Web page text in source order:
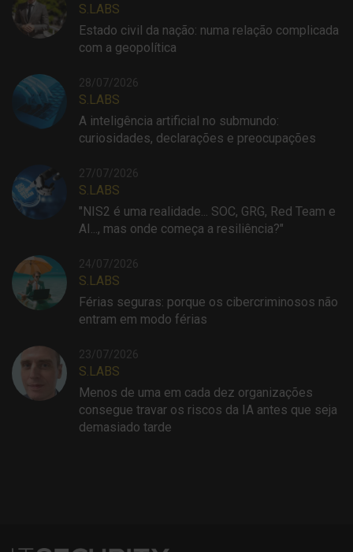
S.LABS
Estado civil da nação: numa relação complicada
com a geopolítica
28/07/2026
S.LABS
A inteligência artificial no submundo:
curiosidades, declarações e preocupações
27/07/2026
S.LABS
"NIS2 é uma realidade... SOC, GRG, Red Team e
AI..., mas onde começa a resiliência?"
24/07/2026
S.LABS
Férias seguras: porque os cibercriminosos não
entram em modo férias
23/07/2026
S.LABS
Menos de uma em cada dez organizações
consegue travar os riscos da IA antes que seja
demasiado tarde